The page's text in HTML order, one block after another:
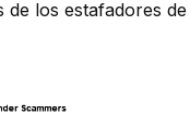
de los estafadores de